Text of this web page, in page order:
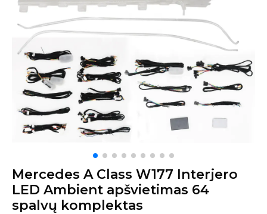
Mercedes A Class W177 Interjero
LED Ambient apšvietimas 64
spalvų komplektas